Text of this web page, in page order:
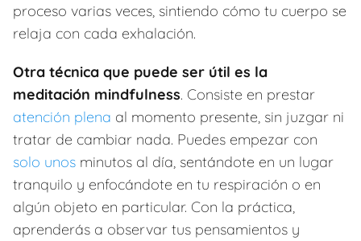
proceso varias veces, sintiendo cómo tu cuerpo se
relaja con cada exhalación.
Otra técnica que puede ser útil es la
meditación mindfulness. Consiste en prestar
atención plena al momento presente, sin juzgar ni
tratar de cambiar nada. Puedes empezar con
solo unos minutos al día, sentándote en un lugar
tranquilo y enfocándote en tu respiración o en
algún objeto en particular. Con la práctica,
aprenderás a observar tus pensamientos y